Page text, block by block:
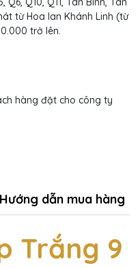
từ Hoa lan Khánh Linh (từ
trở lên.
hàng đặt cho công ty
Hướng dẫn mua hàng
Trắng 9